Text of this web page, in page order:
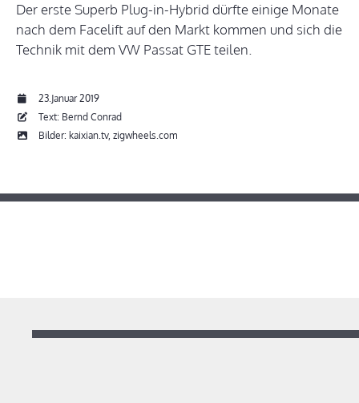
Der erste Superb Plug-in-Hybrid dürfte einige Monate
nach dem Facelift auf den Markt kommen und sich die
Technik mit dem VW Passat GTE teilen.
23.Januar 2019
Text: Bernd Conrad
Bilder: kaixian.tv, zigwheels.com